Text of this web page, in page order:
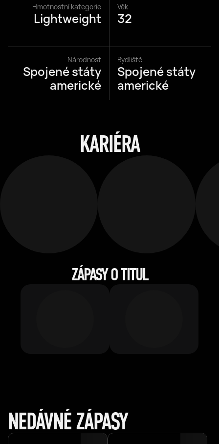
Hmotnostní kategorie
Lightweight
Věk
32
Národnost
Spojené státy
americké
Bydliště
Spojené státy
americké
KARIÉRA
ZÁPASY O TITUL
NEDÁVNÉ ZÁPASY